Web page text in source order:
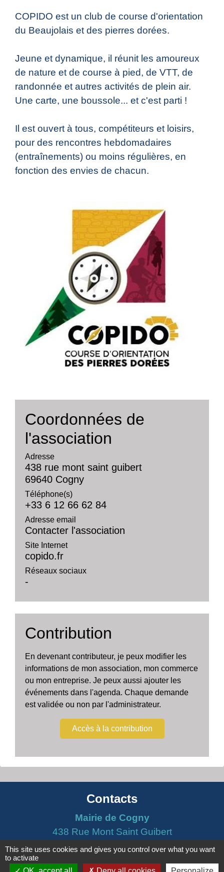
COPIDO est un club de course d'orientation
du Beaujolais et des pierres dorées.
Jeune et dynamique, il réunit les amoureux
de nature et de course à pied, de VTT, de
randonnée et autres activités de plein air.
Une carte, une boussole... et c'est parti !
Il est ouvert à tous, compétiteurs et loisirs,
pour des rencontres hebdomadaires
(entraînements) ou moins régulières, en
fonction des envies de chacun.
Coordonnées de
l'association
Adresse
438 rue mont saint guibert
69640 Cogny
Téléphone(s)
+33 6 12 66 62 84
Adresse email
Contacter l'association
Site Internet
copido.fr
Réseaux sociaux
-
Contribution
En devenant contributeur, je peux modifier les
informations de mon association, mon commerce
ou mon entreprise. Je peux aussi ajouter les
événements dans l'agenda. Chaque demande
est validée ou non par l'administrateur.
Accès à la contribution
Contacts
Mairie de Cogny
438 Rue Mont Saint Guibert
69640 Cogny - FRANCE
This site uses cookies and gives you control over what you want
to activate